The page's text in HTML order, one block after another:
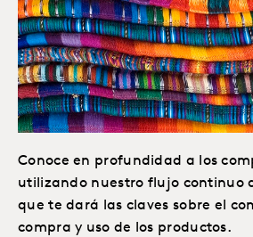
Conoce en profundidad a los
utilizando nuestro flujo continuo
que te dará las claves sobre el
compra y uso de los productos.